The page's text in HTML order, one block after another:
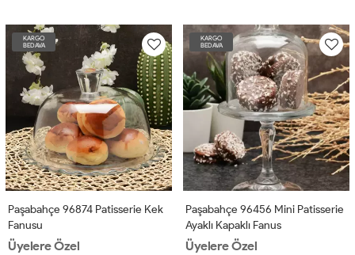
KARGO
BEDAVA
Paşabahçe 96874 Patisserie Kek
Fanusu
Üyelere Özel
KARGO
BEDAVA
Paşabahçe 96456 Mini Patisserie
Ayaklı Kapaklı Fanus
Üyelere Özel